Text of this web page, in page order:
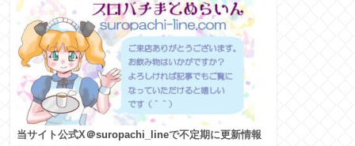
当サイト公式X＠suropachi_lineで不定期に更新情報